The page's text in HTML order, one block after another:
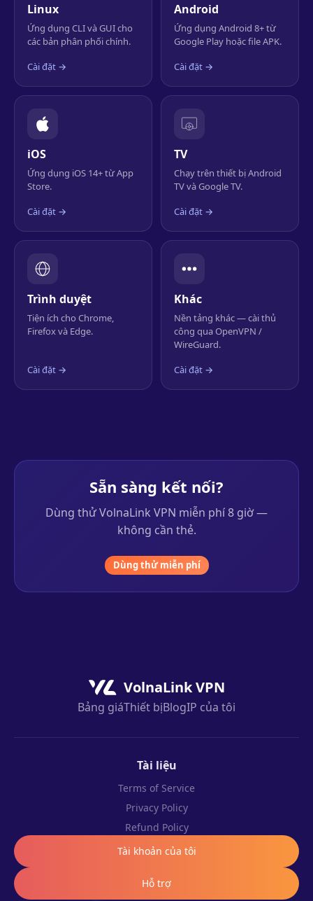
Linux
Ứng dụng CLI và GUI cho
các bản phân phối chính.
Cài đặt →
Android
Ứng dụng Android 8+ từ
Google Play hoặc file APK.
Cài đặt →
iOS
Ứng dụng iOS 14+ từ App
Store.
Cài đặt →
TV
Chạy trên thiết bị Android
TV và Google TV.
Cài đặt →
Trình duyệt
Tiện ích cho Chrome,
Firefox và Edge.
Cài đặt →
Khác
Nền tảng khác — cài thủ
công qua OpenVPN /
WireGuard.
Cài đặt →
Sẵn sàng kết nối?
Dùng thử VolnaLink VPN miễn phí 8 giờ —
không cần thẻ.
Dùng thử miễn phí
VolnaLink VPN
Bảng giáThiết bịBlogIP của tôi
Tài liệu
Terms of Service
Privacy Policy
Refund Policy
Tài khoản của tôi
Hỗ trợ